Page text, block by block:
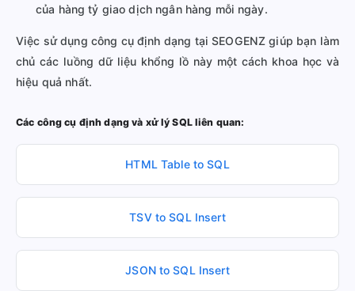
của hàng tỷ giao dịch ngân hàng mỗi ngày.
Việc sử dụng công cụ định dạng tại SEOGENZ giúp bạn làm
chủ các luồng dữ liệu khổng lồ này một cách khoa học và
hiệu quả nhất.
Các công cụ định dạng và xử lý SQL liên quan:
HTML Table to SQL
TSV to SQL Insert
JSON to SQL Insert